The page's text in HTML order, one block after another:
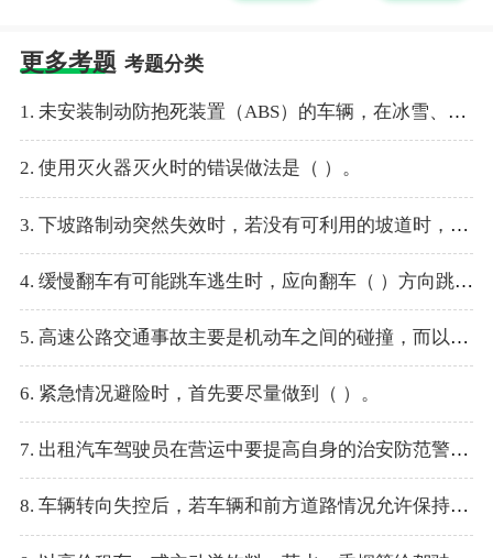
更多考题 考题分类
1. 未安装制动防抱死装置（ABS）的车辆，在冰雪、湿滑、砾石路面或者比较光滑的路面上制动时，要（ ）制动踏板。
2. 使用灭火器灭火时的错误做法是（ ）。
3. 下坡路制动突然失效时，若没有可利用的坡道时，应果断地利用天然障碍物，给车辆造成阻力，必要时可利用（ ）向路旁的岩石或树林碰擦。
4. 缓慢翻车有可能跳车逃生时，应向翻车（ ）方向跳车。
5. 高速公路交通事故主要是机动车之间的碰撞，而以（ ）的形式最多。
6. 紧急情况避险时，首先要尽量做到（ ）。
7. 出租汽车驾驶员在营运中要提高自身的治安防范警觉意识，（ ），要做好防范工作。
8. 车辆转向失控后，若车辆和前方道路情况允许保持直线行驶时，（ ）紧急制动。